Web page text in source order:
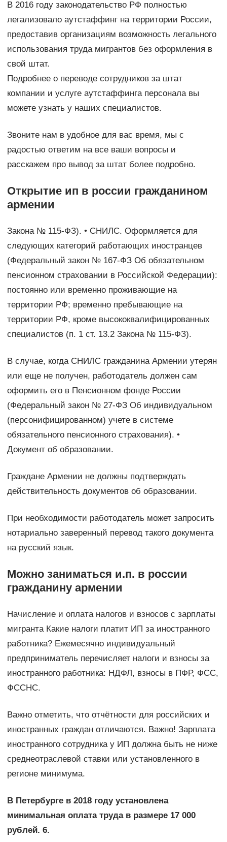
В 2016 году законодательство РФ полностью
легализовало аутстаффинг на территории России,
предоставив организациям возможность легального
использования труда мигрантов без оформления в
свой штат.
Подробнее о переводе сотрудников за штат
компании и услуге аутстаффинга персонала вы
можете узнать у наших специалистов.
Звоните нам в удобное для вас время, мы с
радостью ответим на все ваши вопросы и
расскажем про вывод за штат более подробно.
Открытие ип в россии гражданином
армении
Закона № 115-ФЗ). • СНИЛС. Оформляется для
следующих категорий работающих иностранцев
(Федеральный закон № 167-ФЗ Об обязательном
пенсионном страховании в Российской Федерации):
постоянно или временно проживающие на
территории РФ; временно пребывающие на
территории РФ, кроме высококвалифицированных
специалистов (п. 1 ст. 13.2 Закона № 115-ФЗ).
В случае, когда СНИЛС гражданина Армении утерян
или еще не получен, работодатель должен сам
оформить его в Пенсионном фонде России
(Федеральный закон № 27-ФЗ Об индивидуальном
(персонифицированном) учете в системе
обязательного пенсионного страхования). •
Документ об образовании.
Граждане Армении не должны подтверждать
действительность документов об образовании.
При необходимости работодатель может запросить
нотариально заверенный перевод такого документа
на русский язык.
Можно заниматься и.п. в россии
гражданину армении
Начисление и оплата налогов и взносов с зарплаты
мигранта Какие налоги платит ИП за иностранного
работника? Ежемесячно индивидуальный
предприниматель перечисляет налоги и взносы за
иностранного работника: НДФЛ, взносы в ПФР, ФСС,
ФССНС.
Важно отметить, что отчётности для российских и
иностранных граждан отличаются. Важно! Зарплата
иностранного сотрудника у ИП должна быть не ниже
среднеотраслевой ставки или установленного в
регионе минимума.
В Петербурге в 2018 году установлена
минимальная оплата труда в размере 17 000
рублей. 6.